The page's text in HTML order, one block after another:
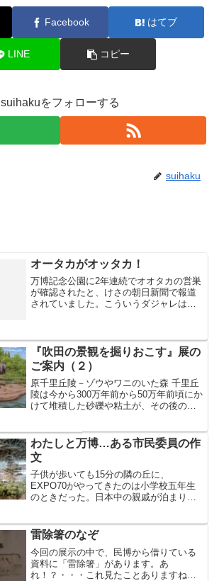
Facebook はてブ
LINE コピー
suihakuをフォローする
suihaku
オータカがオッタカ！
万博記念公園に2年連続でオオタカの営巣
が確認されたと、けさの朝日新聞で報道
されていました。こういうダジャレは即
『吹田の景観を掘りおこす』展の
ご案内（２）
原千里丘陵－ゾウやワニのいた森 千里丘
陵は今から300万年前から50万年前頃にか
けて堆積した砂礫や粘土が、その後の地
が何度も上下し、そのため海底で堆積し
た地層が300ｍ...
わたしと万博…ある市民委員の作
文
子供が歩いても15分の隣の丘に、
EXPO70がやってきたのは小学校五年生
のときだった。日本中の親戚が泊まりに
行きたいパビリオンを優先的にコースに
入れた。それまで11年の...
雷除箸のなぞ
今回の展示の中で、民博から借りている
資料に「雷除箸」があります。あ
れ！？・・・これ見たことありますね→